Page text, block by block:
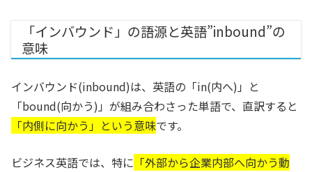
「インバウンド」の語源と英語”inbound”の
意味
インバウンド(inbound)は、英語の「in(内へ)」と
「bound(向かう)」が組み合わさった単語で、直訳すると
「内側に向かう」という意味です。
ビジネス英語では、特に 「外部から企業内部へ向かう動